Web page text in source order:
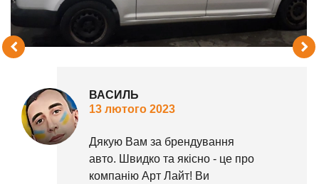
ВАСИЛЬ
13 лютого 2023
Дякую Вам за брендування
авто. Швидко та якісно - це про
компанію Арт Лайт! Ви